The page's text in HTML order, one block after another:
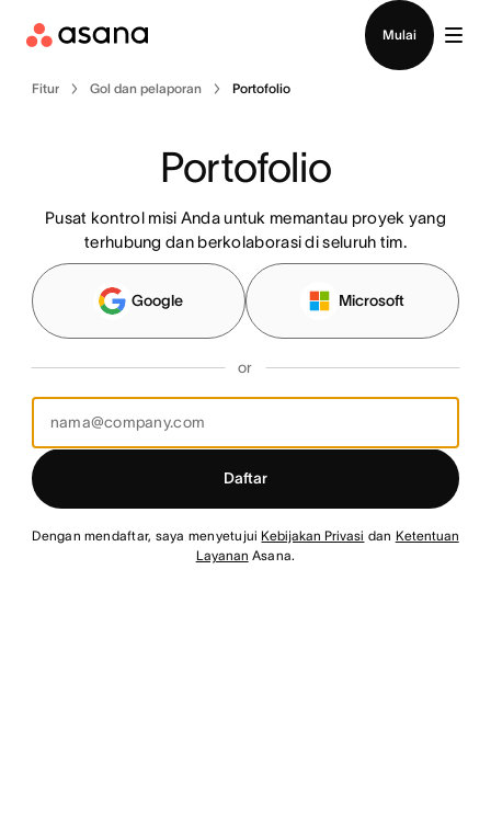
Mulai
Fitur Gol dan pelaporan Portofolio
Portofolio
Pusat kontrol misi Anda untuk memantau proyek yang
terhubung dan berkolaborasi di seluruh tim.
Google Microsoft
or
Daftar
Dengan mendaftar, saya menyetujui Kebijakan Privasi dan Ketentuan
Layanan Asana.